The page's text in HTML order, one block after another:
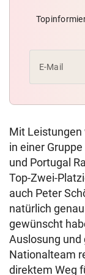
E-Mail
Mit Leistungen
in einer
und Portugal
Top-Zwei-
auch Peter
natürlich
gewünscht
Auslosung und
Nationalteam
direktem Weg